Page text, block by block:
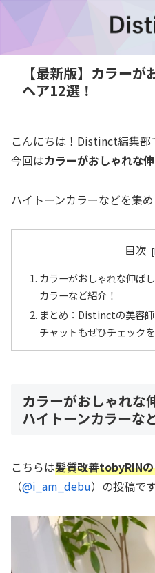
【最新版】カラー
ヘア12選！
こんにちは！Distinct編集部
今回はカラーがおしゃれな
ハイトーンカラーなどを集
目次
カラーがおしゃれな伸ば
カラーなど紹介！
まとめ：Distinctの美容
チャットもぜひチェックを
カラーがおしゃれな
ハイトーンカラーな
こちらは髪質改善tobyRIN
（@i_am_debu）の投稿です